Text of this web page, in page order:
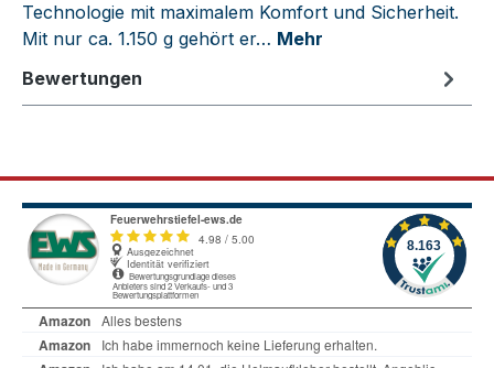
Technologie mit maximalem Komfort und Sicherheit.
Mit nur ca. 1.150 g gehört er… Mehr
Bewertungen